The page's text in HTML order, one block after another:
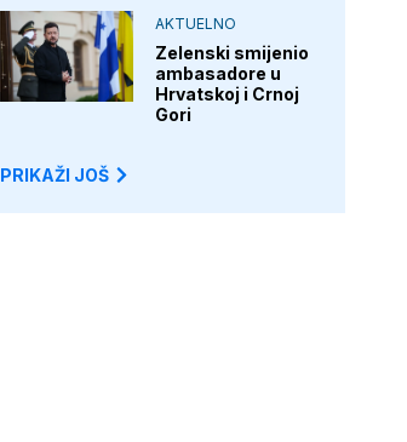
AKTUELNO
Zelenski smijenio
ambasadore u
Hrvatskoj i Crnoj
Gori
PRIKAŽI JOŠ